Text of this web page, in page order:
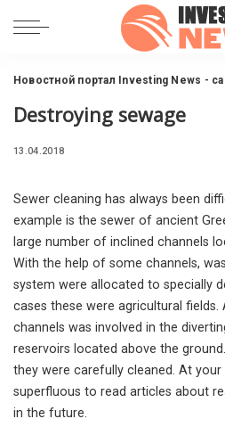
Новостной портал Investing News -
Destroying sewage
13.04.2018
Sewer cleaning has always been
example is the sewer of ancient
large number of inclined channels
With the help of some channels,
system were allocated to specially
cases these were agricultural
channels was involved in the
reservoirs located above the
they were carefully cleaned. At
superfluous to read articles about
in the future.